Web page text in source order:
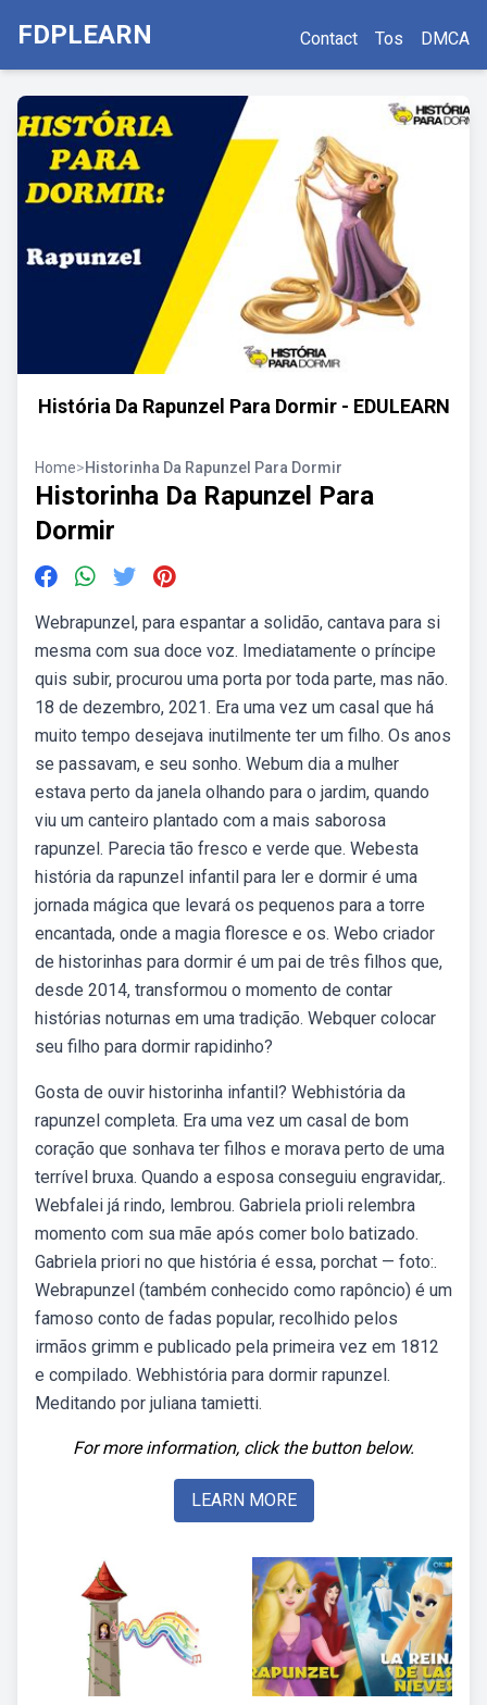
FDPLEARN Contact Tos DMCA
História Da Rapunzel Para Dormir - EDULEARN
Home>Historinha Da Rapunzel Para Dormir
Historinha Da Rapunzel Para
Dormir
Webrapunzel, para espantar a solidão, cantava para si
mesma com sua doce voz. Imediatamente o príncipe
quis subir, procurou uma porta por toda parte, mas não.
18 de dezembro, 2021. Era uma vez um casal que há
muito tempo desejava inutilmente ter um filho. Os anos
se passavam, e seu sonho. Webum dia a mulher
estava perto da janela olhando para o jardim, quando
viu um canteiro plantado com a mais saborosa
rapunzel. Parecia tão fresco e verde que. Webesta
história da rapunzel infantil para ler e dormir é uma
jornada mágica que levará os pequenos para a torre
encantada, onde a magia floresce e os. Webo criador
de historinhas para dormir é um pai de três filhos que,
desde 2014, transformou o momento de contar
histórias noturnas em uma tradição. Webquer colocar
seu filho para dormir rapidinho?
Gosta de ouvir historinha infantil? Webhistória da
rapunzel completa. Era uma vez um casal de bom
coração que sonhava ter filhos e morava perto de uma
terrível bruxa. Quando a esposa conseguiu engravidar,.
Webfalei já rindo, lembrou. Gabriela prioli relembra
momento com sua mãe após comer bolo batizado.
Gabriela priori no que história é essa, porchat — foto:.
Webrapunzel (também conhecido como rapôncio) é um
famoso conto de fadas popular, recolhido pelos
irmãos grimm e publicado pela primeira vez em 1812
e compilado. Webhistória para dormir rapunzel.
Meditando por juliana tamietti.
For more information, click the button below.
LEARN MORE